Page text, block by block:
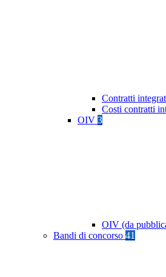
Contratti
Costi contratti
OIV 3
OIV (da
Bandi di concorso 41